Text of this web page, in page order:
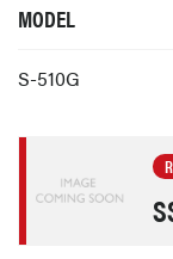
MODEL
S-510G